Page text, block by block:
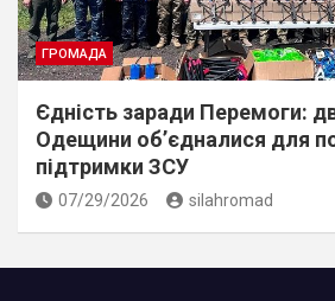
ГРОМАДА
Єдність заради Перемоги:
Одещини об’єдналися для
підтримки ЗСУ
07/29/2026 silahromad